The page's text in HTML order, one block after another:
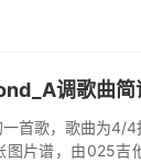
调歌曲简
首歌，歌曲为4/
图片谱，由025吉